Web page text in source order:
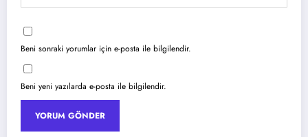
Beni sonraki yorumlar için e-posta ile bilgilendir.
Beni yeni yazılarda e-posta ile bilgilendir.